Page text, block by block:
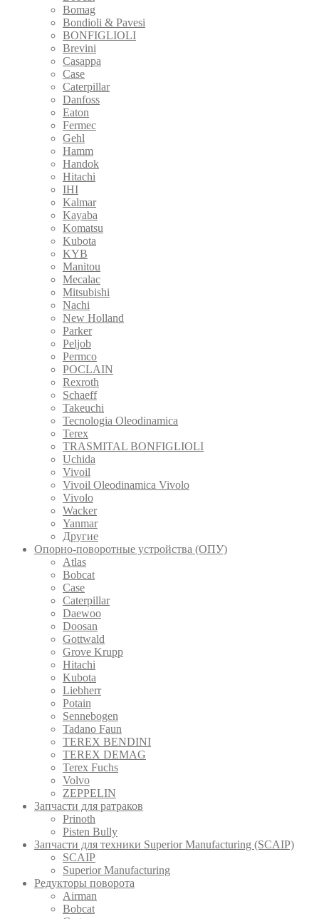
Bomag
Bondioli & Pavesi
BONFIGLIOLI
Brevini
Casappa
Case
Caterpillar
Danfoss
Eaton
Fermec
Gehl
Hamm
Handok
Hitachi
IHI
Kalmar
Kayaba
Komatsu
Kubota
KYB
Manitou
Mecalac
Mitsubishi
Nachi
New Holland
Parker
Peljob
Permco
POCLAIN
Rexroth
Schaeff
Takeuchi
Tecnologia Oleodinamica
Terex
TRASMITAL BONFIGLIOLI
Uchida
Vivoil
Vivoil Oleodinamica Vivolo
Vivolo
Wacker
Yanmar
Другие
Опорно-поворотные устройства (ОПУ)
Atlas
Bobcat
Case
Caterpillar
Daewoo
Doosan
Gottwald
Grove Krupp
Hitachi
Kubota
Liebherr
Potain
Sennebogen
Tadano Faun
TEREX BENDINI
TEREX DEMAG
Terex Fuchs
Volvo
ZEPPELIN
Запчасти для ратраков
Prinoth
Pistеn Вully
Запчасти для техники Superior Manufacturing (SCAIP)
SCAIP
Superior Manufacturing
Редукторы поворота
Airman
Bobcat